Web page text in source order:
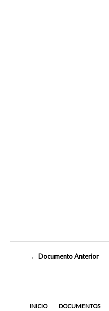
← Documento Anterior
INICIO DOCUMENTOS